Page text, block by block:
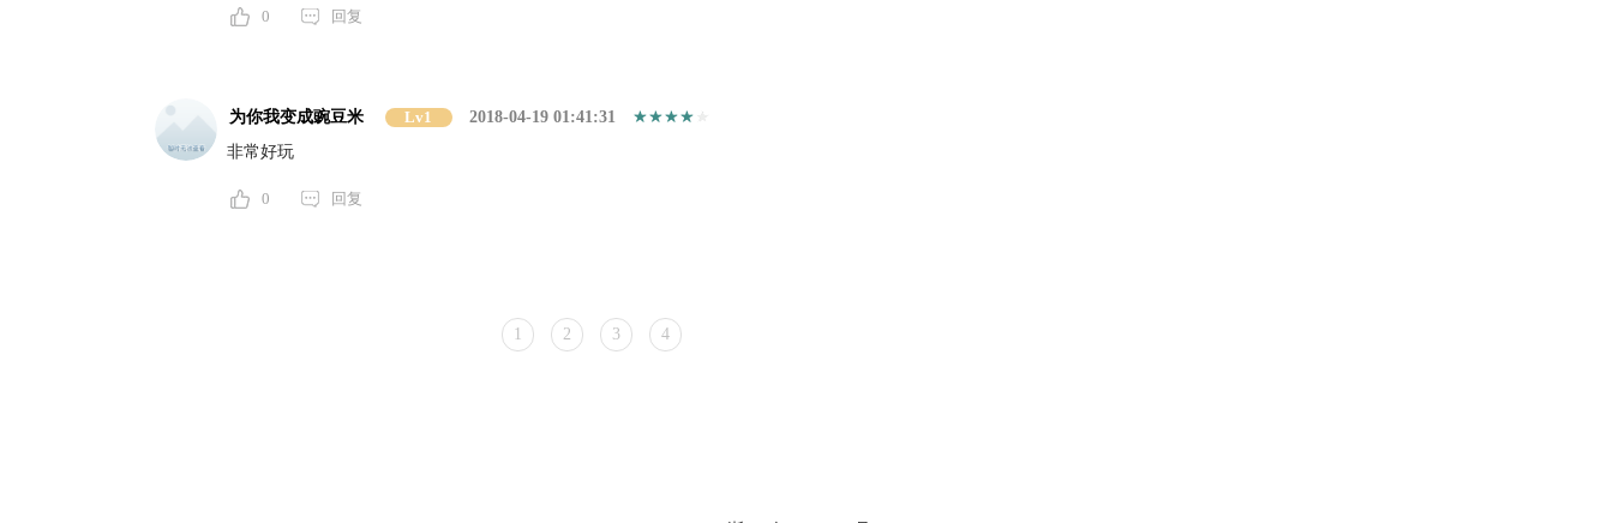
0 回复
为你我变成豌豆米 Lv1
2018-04-19 01:41:31
非常好玩
0 回复
1 2 3 4